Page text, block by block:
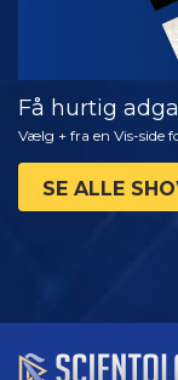
Få hurtig
Vælg + fra en Vis-side
SE ALLE